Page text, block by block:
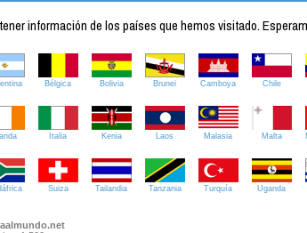
información de los países que hemos visitado.
Bélgica Bolivia Brunei Camboya Chile
Italia Kenia Laos Malasia Malta
Suiza Tailandia Tanzania Turquía Uganda